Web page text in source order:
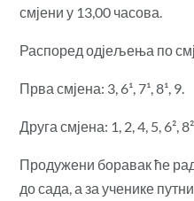
смјени у 13,00 часова.
Распоред одјељења по
Првасмјена: 3, 6¹, 7¹, 8¹, 9.
Друга смјена: 1, 2, 4, 5, 6²,
Продужени боравак ће
до сада, а за ученике